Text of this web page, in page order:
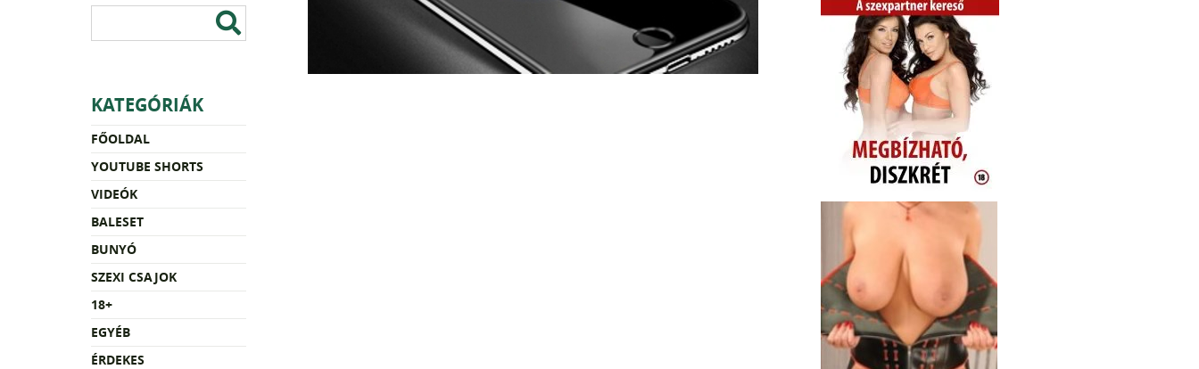
KATEGÓRIÁK
FŐOLDAL
YOUTUBE SHORTS
VIDEÓK
BALESET
BUNYÓ
SZEXI CSAJOK
18+
EGYÉB
ÉRDEKES